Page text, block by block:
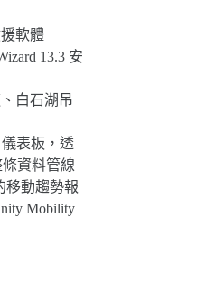
軟體
13.3 安
白石湖吊
表板，透
條資料管線
移動趨勢報
Mobility